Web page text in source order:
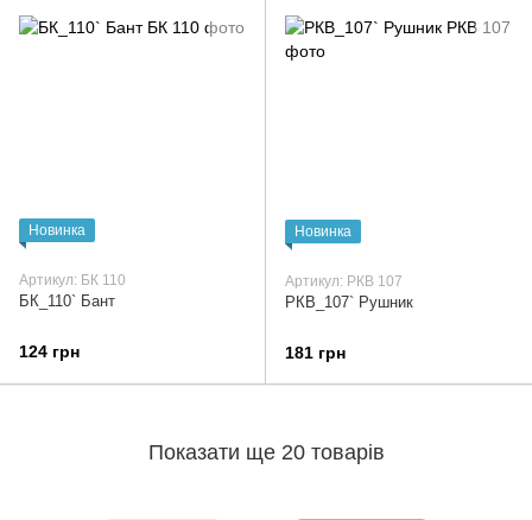
Новинка
Артикул: БК 110
БК_110` Бант
124 грн
Новинка
Артикул: РКВ 107
РКВ_107` Рушник
181 грн
Показати ще 20 товарів